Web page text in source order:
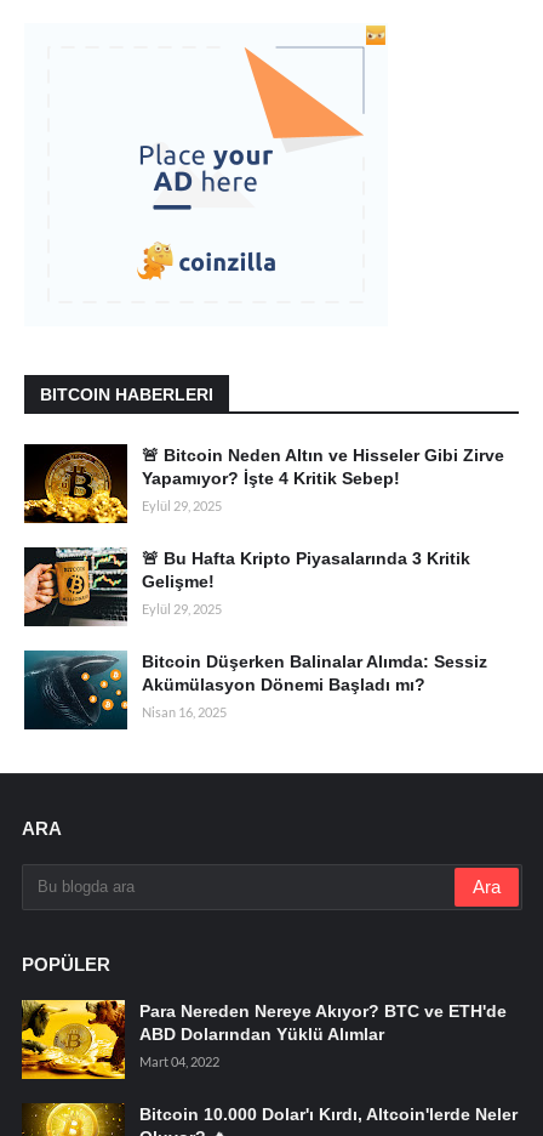
BITCOIN HABERLERI
🚨 Bitcoin Neden Altın ve Hisseler Gibi Zirve
Yapamıyor? İşte 4 Kritik Sebep!
Eylül 29, 2025
🚨 Bu Hafta Kripto Piyasalarında 3 Kritik
Gelişme!
Eylül 29, 2025
Bitcoin Düşerken Balinalar Alımda: Sessiz
Akümülasyon Dönemi Başladı mı?
Nisan 16, 2025
ARA
POPÜLER
Para Nereden Nereye Akıyor? BTC ve ETH'de
ABD Dolarından Yüklü Alımlar
Mart 04, 2022
Bitcoin 10.000 Dolar'ı Kırdı, Altcoin'lerde Neler